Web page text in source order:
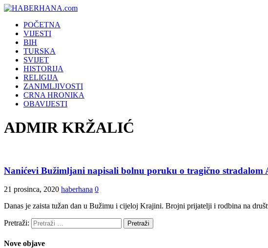
POČETNA
VIJESTI
BIH
TURSKA
SVIJET
HISTORIJA
RELIGIJA
ZANIMLJIVOSTI
CRNA HRONIKA
OBAVIJESTI
ADMIR KRŽALIĆ
Nanićevi Bužimljani napisali bolnu poruku o tragično stradalom
21 prosinca, 2020 haberhana 0
Danas je zaista tužan dan u Bužimu i cijeloj Krajini. Brojni prijatelji i rodbina na
Pretraži:
Nove objave